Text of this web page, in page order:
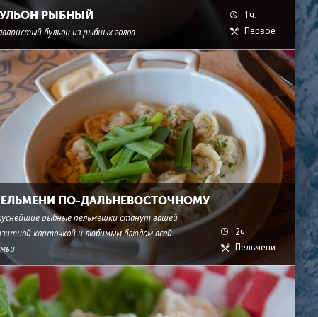
РЫБНЫЙ
бульон из рыбных голов
1ч.
Первое
ПО-ДАЛЬНЕВОСТОЧНОМУ
рыбные пельмешки станут вашей
карточкой и любимым блюдом всей
2ч.
Пельмени